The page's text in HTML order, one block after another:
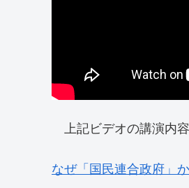
上記ビデオの講演内
なぜ「国民連合政府」